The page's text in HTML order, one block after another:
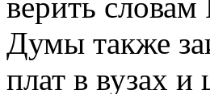
Думы также
плат в вузах и